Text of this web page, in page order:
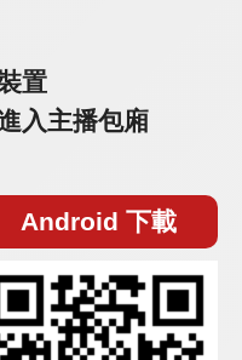
置
入主播包廂
Android 下載